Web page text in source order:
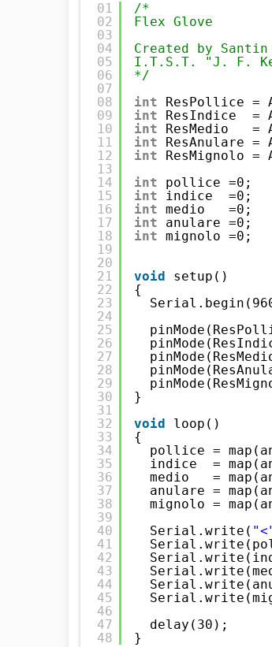
01
02
03
04
05
06
07
08
09
10
11
12
13
14
15
16
17
18
19
20
21
22
23
24
25
26
27
28
29
30
31
32
33
34
35
36
37
38
39
40
41
42
43
44
45
46
47
48
/*
Flex Glove
Created by
I.T.S.T. "J. F.
*/
int
ResPollice =
int
ResIndice
int
ResMedio
int
ResAnulare
int
ResMignolo =
int
pollice
int
indice
int medio
int
anulare =0;
int mignolo =0;
void
setup()
{
}
void
loop()
{
pollice =
indice  =
medio   =
anulare =
mignolo =
Serial.write(
delay(30);
}